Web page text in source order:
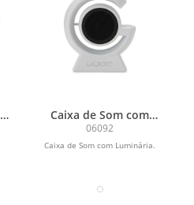
Caixa de Som com
Luminária
06092
Caixa de Som com Luminária.